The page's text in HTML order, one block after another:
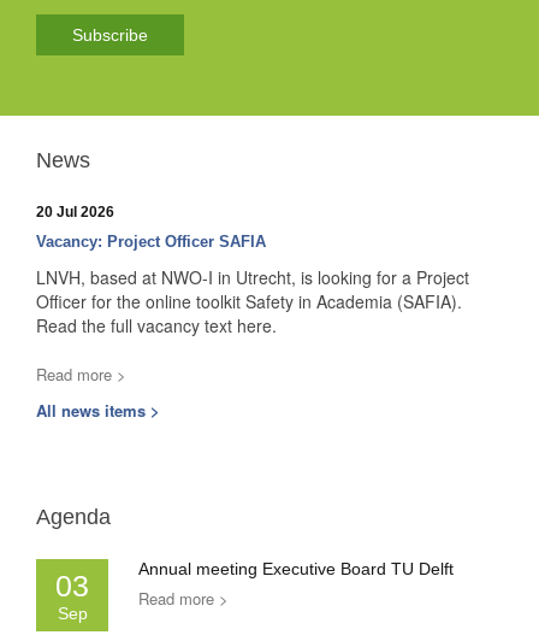
Subscribe
News
20 Jul 2026
Vacancy: Project Officer SAFIA
LNVH, based at NWO-I in Utrecht, is looking for a Project
Officer for the online toolkit Safety in Academia (SAFIA).
Read the full vacancy text here.
Read more >
All news items >
Agenda
03
Sep
Annual meeting Executive Board TU Delft
Read more >